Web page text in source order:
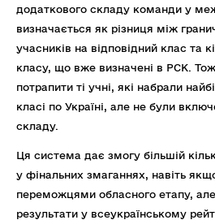
додаткового складу команди у
визначається як різниця між
учасників на відповідний клас та
класу, що вже визначені в РСК.
потрапити ті учні, які набрали
класі по Україні, але не були
складу.
Ця система дає змогу більшій
у фінальних змаганнях, навіть
переможцями обласного етапу,
результати у всеукраїнському